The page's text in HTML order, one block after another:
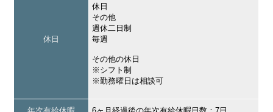
休日
休日
その他
週休二日制
毎週
その他の休日
※シフト制
※勤務曜日は相談可